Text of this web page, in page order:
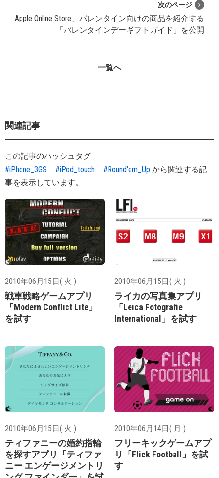
次のページ
Apple Online Store、バレンタイン向けの商品を紹介する
「バレンタインデーギフトガイド」を公開
一覧へ
関連記事
この記事のハッシュタグ
#iPhone_3GS
#iPod_touch #Round'em_Up から関連する記
事を表示しています。
2010年06月15日( 火 )
戦車戦略ゲームアプリ
「Modern Conflict Lite」
を試す
2010年06月15日( 火 )
ライカの写真集アプリ
「Leica Fotografie
International」を試す
2010年06月15日( 火 )
ティファニーの婚約指輪
を探すアプリ「ティファ
ニー エンゲージメントリ
2010年06月14日( 月 )
フリーキックゲームアプ
リ「Flick Football」を試
す